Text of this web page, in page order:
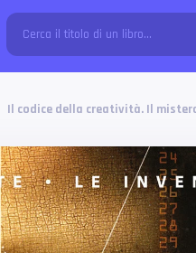
Il codice della creatività. Il